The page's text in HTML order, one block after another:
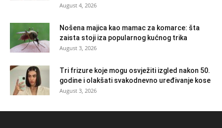
August 4, 2026
Nošena majica kao mamac za komarce: šta
zaista stoji iza popularnog kućnog trika
August 3, 2026
Tri frizure koje mogu osvježiti izgled nakon 50.
godine i olakšati svakodnevno uređivanje kose
August 3, 2026